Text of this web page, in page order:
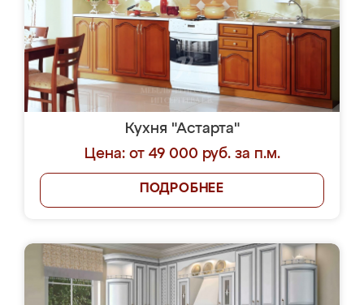
Кухня "Астарта"
Цена: от 49 000 руб. за п.м.
ПОДРОБНЕЕ